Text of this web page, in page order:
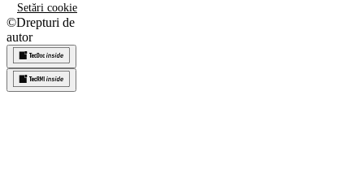
Setări cookie
©Drepturi de
autor